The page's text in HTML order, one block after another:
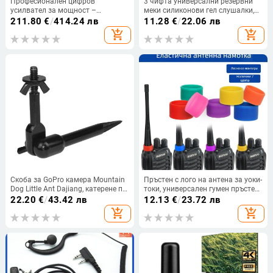
усилвател за мощност –
двуканален сценичен аудио
комплект за домашна употреба,
подходящ за изяви и
211.80 €/414.24 лв
add_shopping_cart
меки силиконови гел слушалки,
безжични слушалки с уоки-токи
11.28 €/22.06 лв
add_shopping_cart
Скоба за GoPro камера Mountain
Dog Little Ant Dajiang, катерене по
дърветата, поле за нокти, скално
катерене, основно спортно
фиксиране на камерата
22.20 €/43.42 лв
add_shopping_cart
Пръстен с лого на антена за уоки-
токи, универсален гумен пръстен
за уоки-токи, декоративен
аксесоари за продукта
12.13 €/23.72 лв
add_shopping_cart